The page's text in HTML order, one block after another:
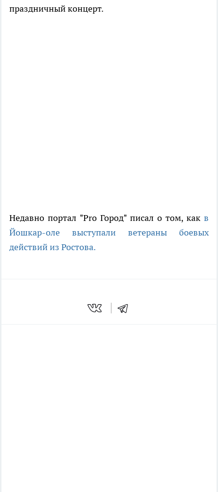
праздничный концерт.
Недавно портал "Pro Город" писал о том, как в
Йошкар-оле выступали ветераны боевых
действий из Ростова.